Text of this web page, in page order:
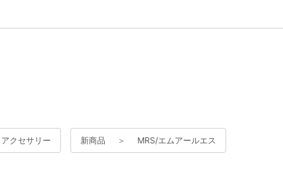
アクセサリー 新商品 ＞ MRS/エムアールエス